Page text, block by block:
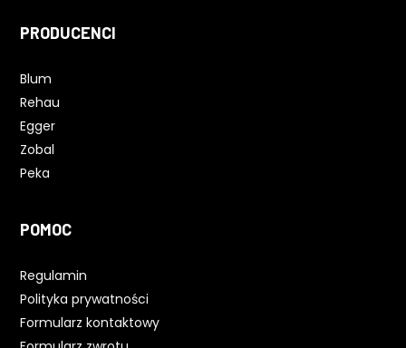
PRODUCENCI
Blum
Rehau
Egger
Zobal
Peka
POMOC
Regulamin
Polityka prywatności
Formularz kontaktowy